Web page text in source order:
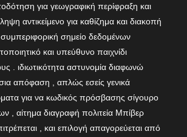
για γεωγραφική περίφραξη και
αντικείμενο για καθίζημα και διακοπή
σημείο δεδομένων
και υπεύθυνο παιχνίδι
. ιδιωτικότητα αστυνομία διαφωνώ
απόφαση , απλώς εσείς γενικά
για να κωδικός πρόσβασης σίγουρο
, αίτημα διαγραφή πολιτεία Μπίβερ
, και επιλογή απαγορεύεται από